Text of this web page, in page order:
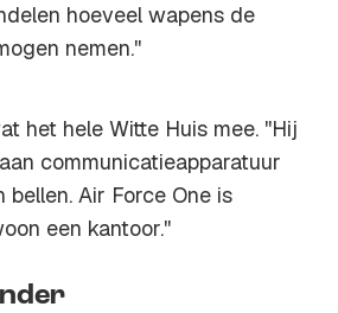
hoeveel wapens de
nemen.''
het hele Witte Huis mee. ''Hij
communicatieapparatuur
Air Force One is
een kantoor.''